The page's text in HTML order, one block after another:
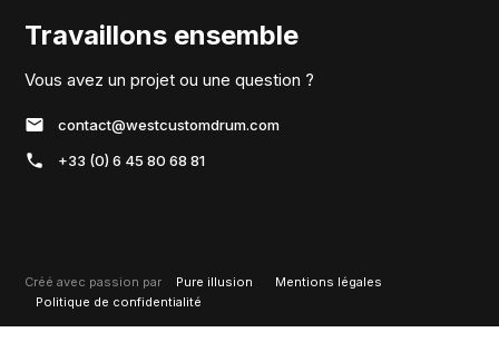
Travaillons ensemble
Vous avez un projet ou une question ?
contact@westcustomdrum.com
+33 (0) 6 45 80 68 81
Créé avec passion par Pure illusion
Mentions légales
Politique de confidentialité